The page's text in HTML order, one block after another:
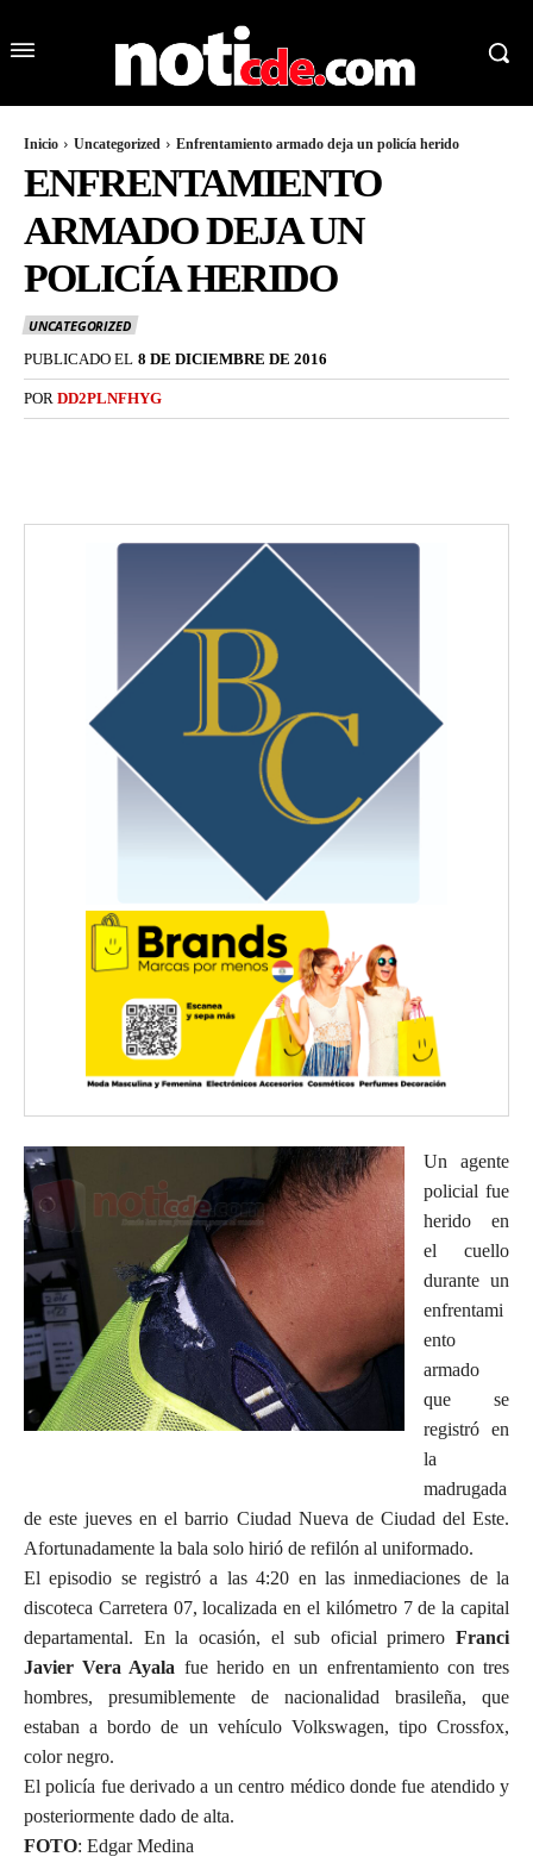
Inicio Uncategorized Enfrentamiento armado deja un policía herido
ENFRENTAMIENTO
ARMADO DEJA UN
POLICÍA HERIDO
UNCATEGORIZED
PUBLICADO EL 8 DE DICIEMBRE DE 2016
POR DD2PLNFHYG
Un agente
policial fue
herido en
el cuello
durante un
enfrentami
ento
armado
que se
registró en
la
madrugada
de este jueves en el barrio Ciudad Nueva de Ciudad del Este.
Afortunadamente la bala solo hirió de refilón al uniformado.
El episodio se registró a las 4:20 en las inmediaciones de la
discoteca Carretera 07, localizada en el kilómetro 7 de la capital
departamental. En la ocasión, el sub oficial primero Franci
Javier Vera Ayala fue herido en un enfrentamiento con tres
hombres, presumiblemente de nacionalidad brasileña, que
estaban a bordo de un vehículo Volkswagen, tipo Crossfox,
color negro.
El policía fue derivado a un centro médico donde fue atendido y
posteriormente dado de alta.
FOTO: Edgar Medina